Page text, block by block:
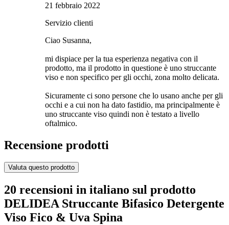
21 febbraio 2022
Servizio clienti
Ciao Susanna,
mi dispiace per la tua esperienza negativa con il
prodotto, ma il prodotto in questione è uno struccante
viso e non specifico per gli occhi, zona molto delicata.
Sicuramente ci sono persone che lo usano anche per gli
occhi e a cui non ha dato fastidio, ma principalmente è
uno struccante viso quindi non è testato a livello
oftalmico.
Recensione prodotti
Valuta questo prodotto
20 recensioni in italiano sul prodotto
DELIDEA Struccante Bifasico Detergente
Viso Fico & Uva Spina